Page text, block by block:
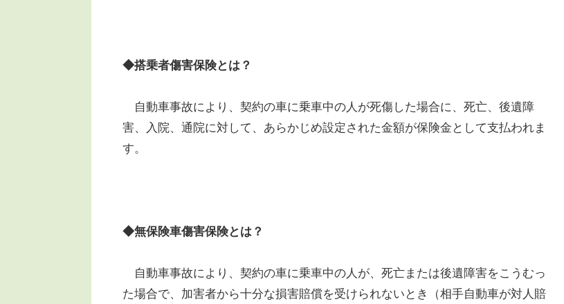
◆搭乗者傷害保険とは？
自動車事故により、契約の車に乗車中の人が死傷した場合に、死亡、後遺障
害、入院、通院に対して、あらかじめ設定された金額が保険金として支払われま
す。
◆無保険車傷害保険とは？
自動車事故により、契約の車に乗車中の人が、死亡または後遺障害をこうむっ
た場合で、加害者から十分な損害賠償を受けられないとき（相手自動車が対人賠